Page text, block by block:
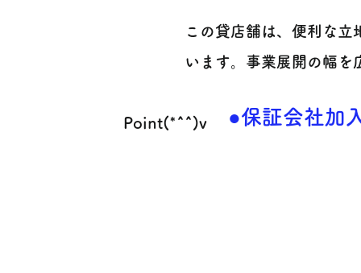
この貸店舗は、便利な
います。事業展開の幅を
Point(*^^)v ●保証会社加